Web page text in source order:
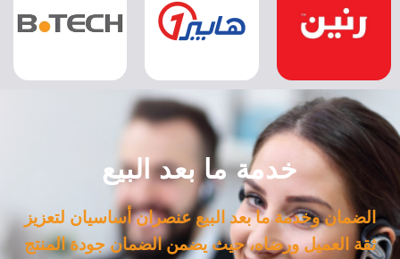
خدمة ما بعد البيع
الضمان وخدمة ما بعد البيع عنصران أساسيان لتعزيز
ثقة العميل ورضاه، حيث يضمن الضمان جودة المنتج